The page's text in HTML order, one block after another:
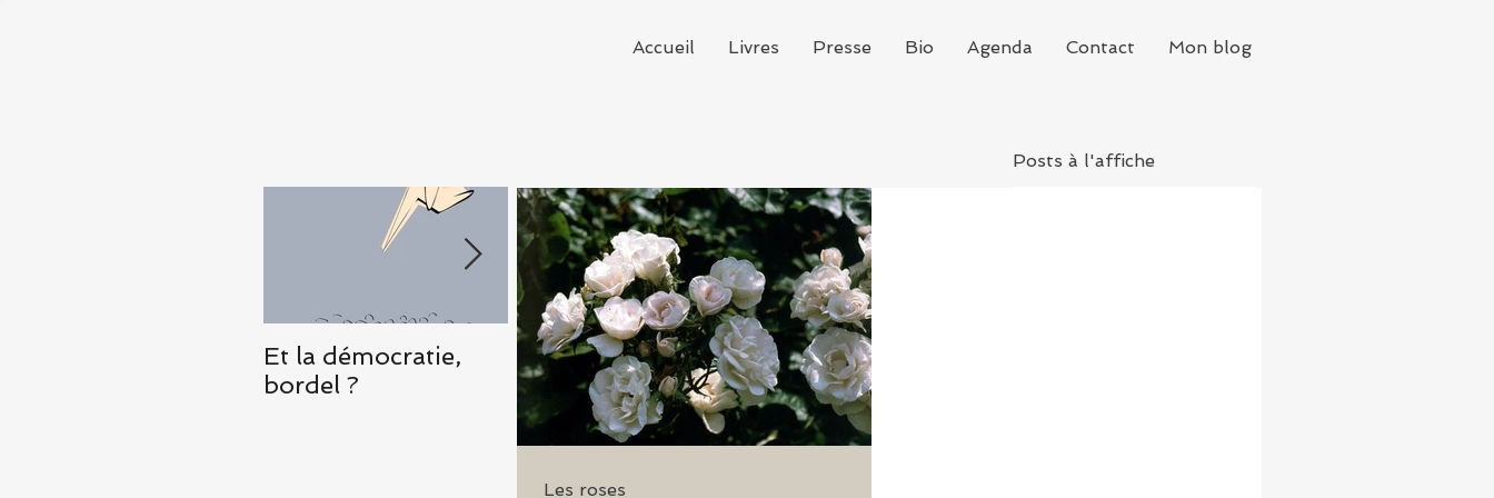
Accueil Livres Presse Bio Agenda Contact Mon blog
Posts à l'affiche
Et la démocratie,
bordel ?
Une demi-heure
depuis que je suis
descendue de
l’avion et Rome est
Les roses